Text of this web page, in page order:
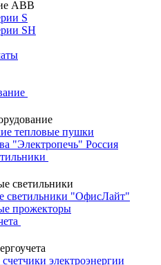
АВВ
S
SH
тепловые пушки
"Электропечь" Россия
светильники
светильники "ОфисЛайт"
прожекторы
электроэнергии